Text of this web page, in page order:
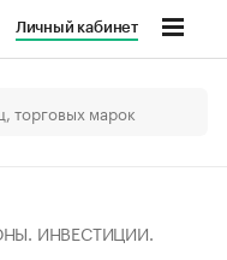
Личный кабинет
ИНВЕСТИЦИИ.